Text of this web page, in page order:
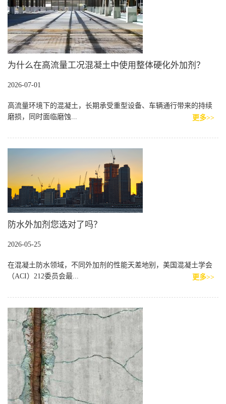
为什么在高流量工况混凝土中使用整体硬化外加剂？
2026-07-01
高流量环境下的混凝土，长期承受重型设备、车辆通行带来的持续
磨损，同时面临磨蚀...
更多>>
防水外加剂您选对了吗？
2026-05-25
在混凝土防水领域，不同外加剂的性能天差地别，美国混凝土学会
（ACI）212委员会最...
更多>>